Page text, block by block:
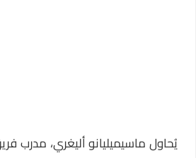
يُحاول ماسيميليانو أليغري، مدرب